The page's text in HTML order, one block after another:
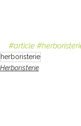
#article
herboristerie
Herboristerie